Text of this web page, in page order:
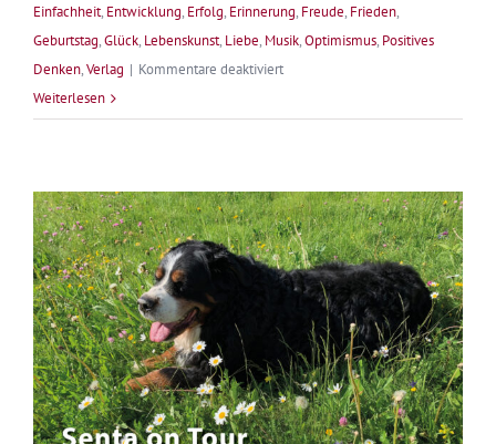
Einfachheit, Entwicklung, Erfolg, Erinnerung, Freude, Frieden,
Geburtstag,Glück, Lebenskunst, Liebe, Musik,Optimismus, Positives
Denken,Verlag | Kommentare deaktiviertfür
100.
Lehrers
Weiterlesen